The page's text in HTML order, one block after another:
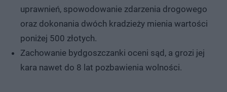
uprawnień, spowodowanie zdarzenia drogowego
oraz dokonania dwóch kradzieży mienia wartości
poniżej 500 złotych.
Zachowanie bydgoszczanki oceni sąd, a grozi jej
kara nawet do 8 lat pozbawienia wolności.